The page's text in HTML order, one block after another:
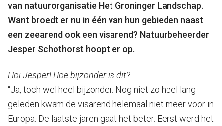
van natuurorganisatie Het Groninger Landschap.
Want broedt er nu in één van hun gebieden naast
een zeearend ook een visarend? Natuurbeheerder
Jesper Schothorst hoopt er op.
Hoi Jesper! Hoe bijzonder is dit?
“Ja, toch wel heel bijzonder. Nog niet zo heel lang
geleden kwam de visarend helemaal niet meer voor in
Europa. De laatste jaren gaat het beter. Eerst werd het